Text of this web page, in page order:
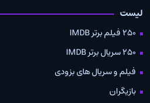
لیست
250 فیلم برتر IMDB
250 سریال برتر IMDB
فیلم و سریال های بزودی
بازیگران